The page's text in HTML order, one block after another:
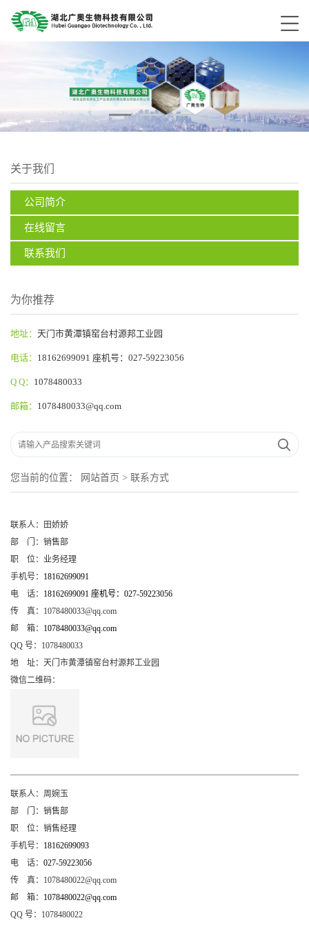
关于我们
公司简介
在线留言
联系我们
为你推荐
地址： 天门市黄潭镇窑台村源邦工业园
电话： 18162699091 座机号：027-59223056
Q Q： 1078480033
邮箱： 1078480033@qq.com
您当前的位置： 网站首页 > 联系方式
联系人：
田娇娇
部
门： 销售部
职
位： 业务经理
手机号： 18162699091
电
话： 18162699091 座机号：027-59223056
传
真： 1078480033@qq.com
邮
箱： 1078480033@qq.com
QQ 号： 1078480033
地
址： 天门市黄潭镇窑台村源邦工业园
微信二维码：
联系人： 周婉玉
部
门： 销售部
职
位： 销售经理
手机号： 18162699093
电
话： 027-59223056
传
真： 1078480022@qq.com
邮
箱： 1078480022@qq.com
QQ 号： 1078480022